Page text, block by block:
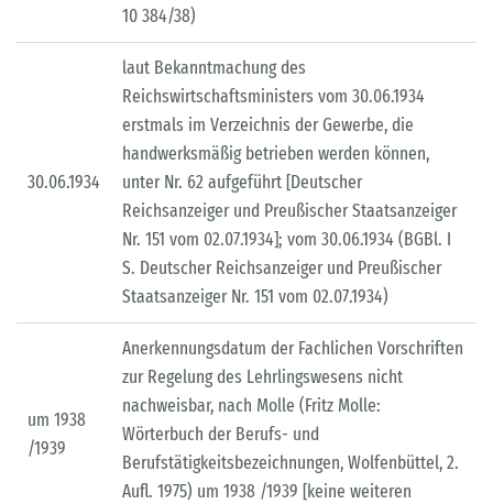
10 384/38)
30.06.1934
laut Bekanntmachung des
Reichswirtschaftsministers vom 30.06.1934
erstmals im Verzeichnis der Gewerbe, die
handwerksmäßig betrieben werden können,
unter Nr. 62 aufgeführt [Deutscher
Reichsanzeiger und Preußischer Staatsanzeiger
Nr. 151 vom 02.07.1934]; vom 30.06.1934 (BGBl. I
S. Deutscher Reichsanzeiger und Preußischer
Staatsanzeiger Nr. 151 vom 02.07.1934)
um 1938
/1939
Anerkennungsdatum der Fachlichen Vorschriften
zur Regelung des Lehrlingswesens nicht
nachweisbar, nach Molle (Fritz Molle:
Wörterbuch der Berufs- und
Berufstätigkeitsbezeichnungen, Wolfenbüttel, 2.
Aufl. 1975) um 1938 /1939 [keine weiteren